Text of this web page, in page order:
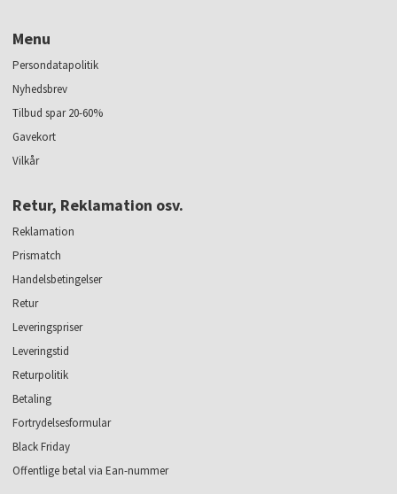
Menu
Persondatapolitik
Nyhedsbrev
Tilbud spar 20-60%
Gavekort
Vilkår
Retur, Reklamation osv.
Reklamation
Prismatch
Handelsbetingelser
Retur
Leveringspriser
Leveringstid
Returpolitik
Betaling
Fortrydelsesformular
Black Friday
Offentlige betal via Ean-nummer